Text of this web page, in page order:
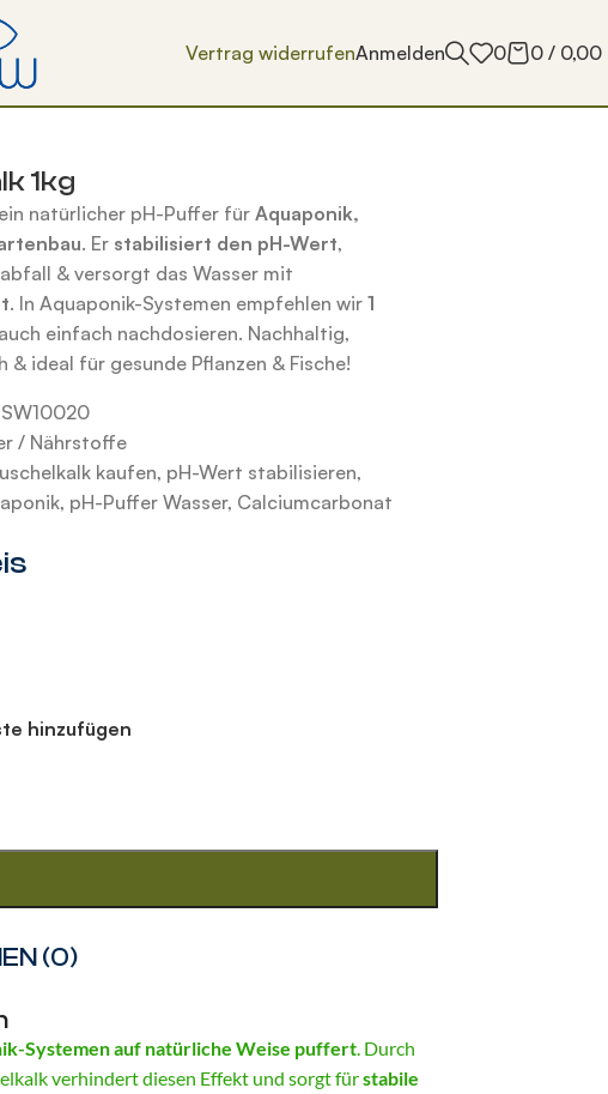
Vertrag widerrufenAnmelden 0 0 / 0,00
1kg
natürlicher pH-Puffer fürAquaponik,
. Er stabilisiert den pH-Wert,
& versorgt das Wasser mit
. In Aquaponik-Systemen empfehlen wir 1
einfach nachdosieren. Nachhaltig,
ideal für gesunde Pflanzen & Fische!
SW10020
/ Nährstoffe
kaufen, pH-Wert stabilisieren,
, pH-Puffer Wasser, Calciumcarbonat
hinzufügen
(0)
Systemen auf natürliche Weise puffert. Durch
verhindert diesen Effekt und sorgt fürstabile